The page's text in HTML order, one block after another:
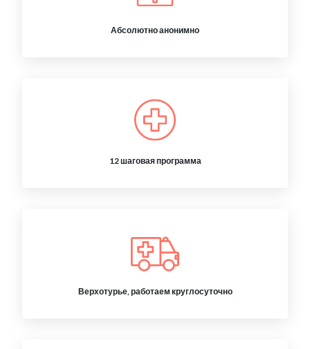
Абсолютно анонимно
12 шаговая программа
Верхотурье, работаем круглосуточно